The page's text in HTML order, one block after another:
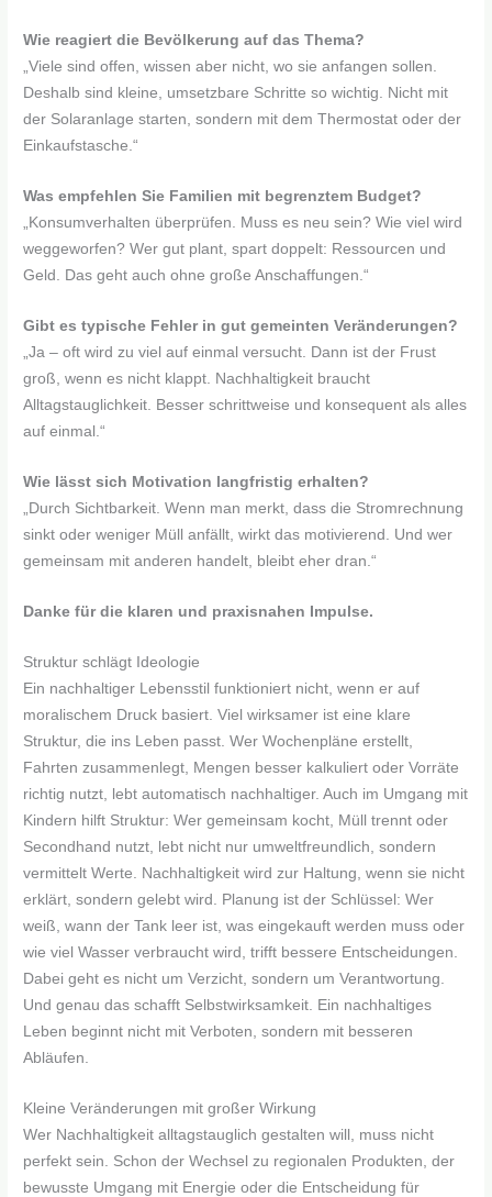
Wie reagiert die Bevölkerung auf das Thema?
„Viele sind offen, wissen aber nicht, wo sie anfangen sollen.
Deshalb sind kleine, umsetzbare Schritte so wichtig. Nicht mit
der Solaranlage starten, sondern mit dem Thermostat oder der
Einkaufstasche.“
Was empfehlen Sie Familien mit begrenztem Budget?
„Konsumverhalten überprüfen. Muss es neu sein? Wie viel wird
weggeworfen? Wer gut plant, spart doppelt: Ressourcen und
Geld. Das geht auch ohne große Anschaffungen.“
Gibt es typische Fehler in gut gemeinten Veränderungen?
„Ja – oft wird zu viel auf einmal versucht. Dann ist der Frust
groß, wenn es nicht klappt. Nachhaltigkeit braucht
Alltagstauglichkeit. Besser schrittweise und konsequent als alles
auf einmal.“
Wie lässt sich Motivation langfristig erhalten?
„Durch Sichtbarkeit. Wenn man merkt, dass die Stromrechnung
sinkt oder weniger Müll anfällt, wirkt das motivierend. Und wer
gemeinsam mit anderen handelt, bleibt eher dran.“
Danke für die klaren und praxisnahen Impulse.
Struktur schlägt Ideologie
Ein nachhaltiger Lebensstil funktioniert nicht, wenn er auf
moralischem Druck basiert. Viel wirksamer ist eine klare
Struktur, die ins Leben passt. Wer Wochenpläne erstellt,
Fahrten zusammenlegt, Mengen besser kalkuliert oder Vorräte
richtig nutzt, lebt automatisch nachhaltiger. Auch im Umgang mit
Kindern hilft Struktur: Wer gemeinsam kocht, Müll trennt oder
Secondhand nutzt, lebt nicht nur umweltfreundlich, sondern
vermittelt Werte. Nachhaltigkeit wird zur Haltung, wenn sie nicht
erklärt, sondern gelebt wird. Planung ist der Schlüssel: Wer
weiß, wann der Tank leer ist, was eingekauft werden muss oder
wie viel Wasser verbraucht wird, trifft bessere Entscheidungen.
Dabei geht es nicht um Verzicht, sondern um Verantwortung.
Und genau das schafft Selbstwirksamkeit. Ein nachhaltiges
Leben beginnt nicht mit Verboten, sondern mit besseren
Abläufen.
Kleine Veränderungen mit großer Wirkung
Wer Nachhaltigkeit alltagstauglich gestalten will, muss nicht
perfekt sein. Schon der Wechsel zu regionalen Produkten, der
bewusste Umgang mit Energie oder die Entscheidung für